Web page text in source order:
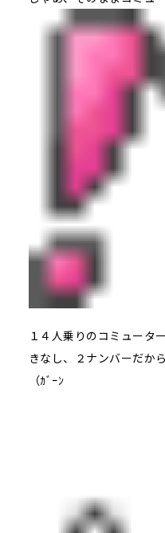
１４人乗りのコミュータ
きなし、２ナンバーだか
（ｶﾞｰﾝ